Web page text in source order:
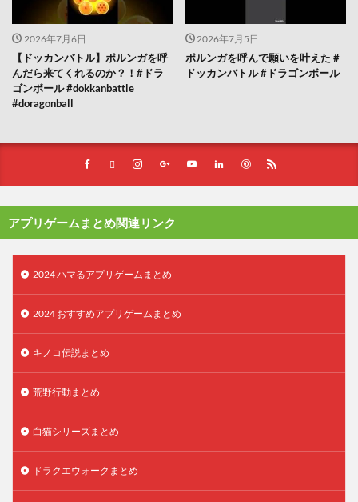
2026年7月6日
【ドッカンバトル】ポルンガを呼
んだら来てくれるのか？！#ドラ
ゴンボール #dokkanbattle
#doragonball
2026年7月5日
ポルンガを呼んで願いを叶えた #
ドッカンバトル #ドラゴンボール
アプリゲームまとめ関連リンク
2024 ハマるアプリゲームまとめ
2024 おすすめアプリゲームまとめ
キノコ伝説まとめ
荒野行動まとめ
白猫シリーズまとめ
ドラクエウォークまとめ